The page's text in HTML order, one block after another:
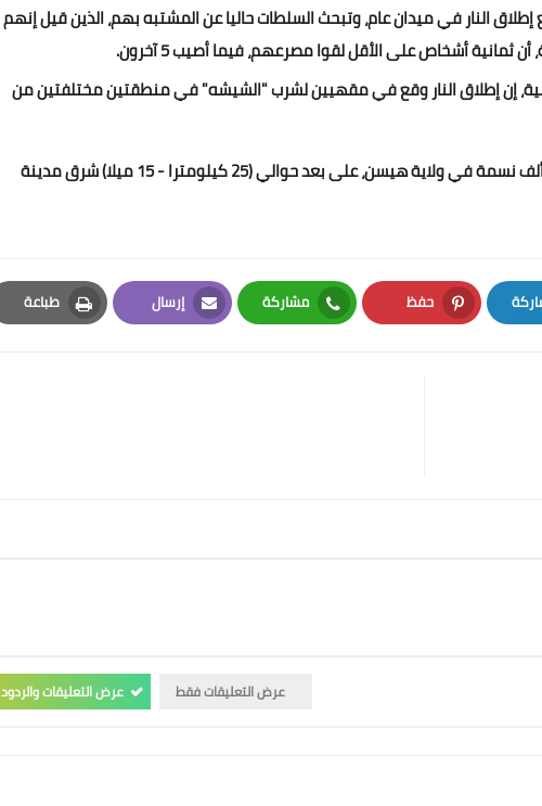
النار في ميدان عام، وتبحث السلطات حاليا عن المشتبه بهم، الذين قيل إنهم
ثمانية أشخاص على الأقل لقوا مصرعهم، فيما أصيب 5 آخرون.
إن إطلاق النار وقع في مقهيين لشرب "الشيشه" في منطقتين مختلفتين من
يذكر أن "هاناو" هي مدينة يبلغ عدد سكانها 100 ألف نسمة في ولاية هيسن، على بعد حوالي (25 كيلومترا - 15 ميلا) شرق مدينة
حفظ
Pinterest
مشاركة
Whatsapp
إرسال
Email
طباعة
Print
عرض التعليقات فقط عرض التعليقات والردود